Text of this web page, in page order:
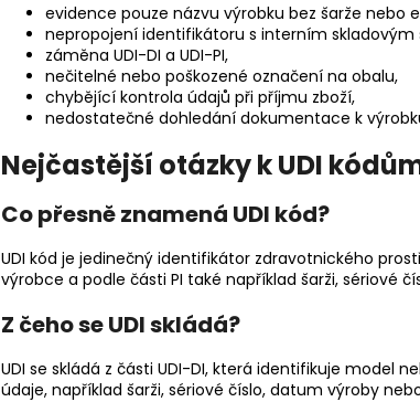
evidence pouze názvu výrobku bez šarže nebo
nepropojení identifikátoru s interním
záměna UDI-DI a UDI-PI,
nečitelné nebo poškozené označení na obalu,
chybějící kontrola údajů při příjmu zboží,
nedostatečné dohledání dokumentace k
Nejčastější otázky k UDI
Co přesně znamená UDI kód?
UDI kód je jedinečný identifikátor zdravotnického
výrobce a podle části PI také například šarži, sériové
Z čeho se UDI skládá?
UDI se skládá z části UDI-DI, která identifikuje model
údaje, například šarži, sériové číslo, datum výroby